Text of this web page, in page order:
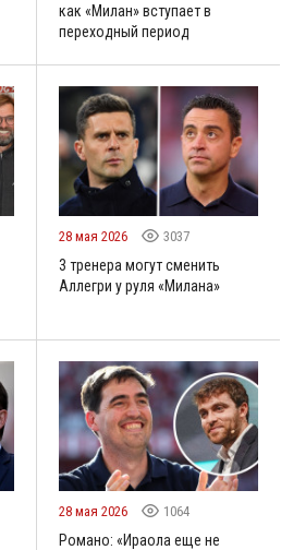
как «Милан» вступает в
переходный период
28 мая 2026 3037
3 тренера могут сменить
Аллегри у руля «Милана»
28 мая 2026 1064
Романо: «Ираола еще не